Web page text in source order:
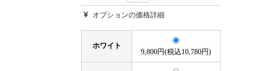
オプションの価格詳細
ホワイト
9,800円(税込10,780円)